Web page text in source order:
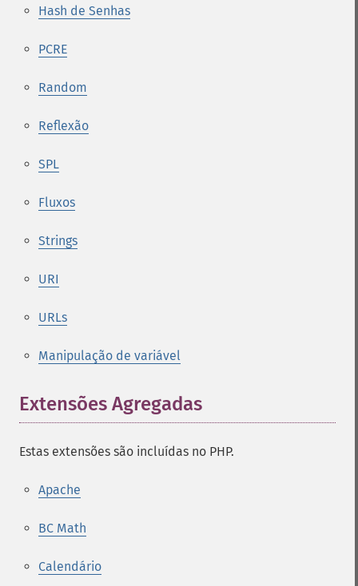
Hash de Senhas
PCRE
Random
Reflexão
SPL
Fluxos
Strings
URI
URLs
Manipulação de variável
Extensões Agregadas
Estas extensões são incluídas no PHP.
Apache
BC Math
Calendário